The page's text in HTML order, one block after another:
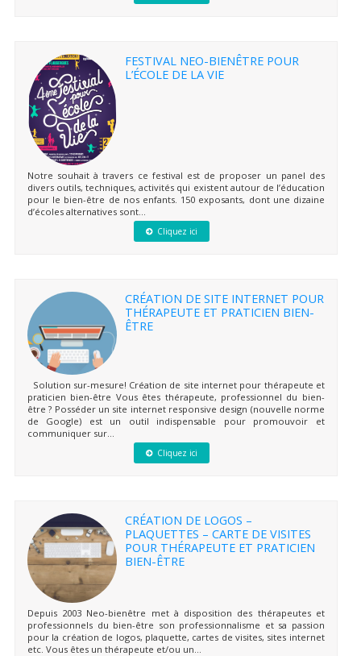
FESTIVAL NEO-BIENÊTRE POUR
L’ÉCOLE DE LA VIE
Notre souhait à travers ce festival est de proposer un panel des
divers outils, techniques, activités qui existent autour de l’éducation
pour le bien-être de nos enfants. 150 exposants, dont une dizaine
d’écoles alternatives sont...
Cliquez ici
CRÉATION DE SITE INTERNET POUR
THÉRAPEUTE ET PRATICIEN BIEN-
ÊTRE
Solution sur-mesure! Création de site internet pour thérapeute et
praticien bien-être Vous êtes thérapeute, professionnel du bien-
être ? Posséder un site internet responsive design (nouvelle norme
de Google) est un outil indispensable pour promouvoir et
communiquer sur...
Cliquez ici
CRÉATION DE LOGOS –
PLAQUETTES – CARTE DE VISITES
POUR THÉRAPEUTE ET PRATICIEN
BIEN-ÊTRE
Depuis 2003 Neo-bienêtre met à disposition des thérapeutes et
professionnels du bien-être son professionnalisme et sa passion
pour la création de logos, plaquette, cartes de visites, sites internet
etc. Vous êtes un thérapeute et/ou un...